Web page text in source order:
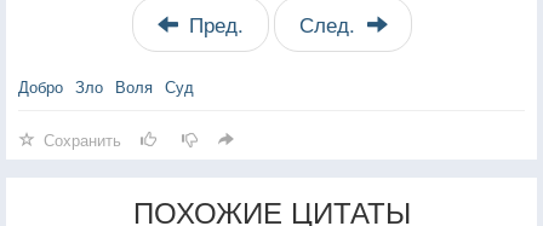
Пред. След.
Добро Зло Воля Суд
Сохранить
ПОХОЖИЕ ЦИТАТЫ